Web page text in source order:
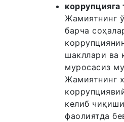
коррупцияга
Жамиятнинг
барча
шакллари ва
муросасиз
Жамиятнинг
келиб
фаолиятда